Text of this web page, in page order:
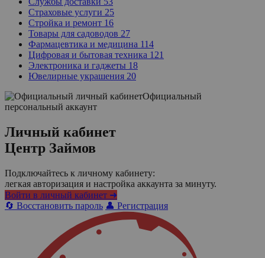
Страховые услуги 25
Стройка и ремонт 16
Товары для садоводов 27
Фармацевтика и медицина 114
Цифровая и бытовая техника 121
Электроника и гаджеты 18
Ювелирные украшения 20
Официальный
персональный аккаунт
Личный кабинет
Центр Займов
Подключайтесь к личному кабинету:
легкая авторизация и настройка аккаунта за минуту.
Войти в личный кабинет ➜
🔄 Восстановить пароль 👤 Регистрация